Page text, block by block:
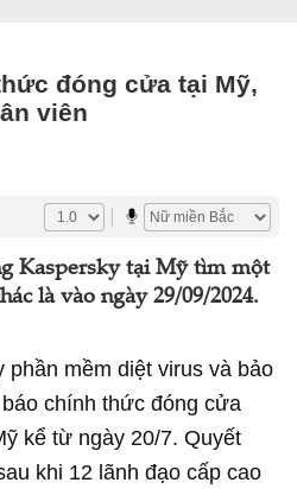
đóng cửa tại Mỹ,
viên
Kaspersky tại Mỹ tìm một
là vào ngày 29/09/2024.
phần mềm diệt virus và bảo
chính thức đóng cửa
kể từ ngày 20/7. Quyết
khi 12 lãnh đạo cấp cao